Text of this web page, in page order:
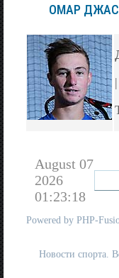
ОМАР
August 07
2026
01:23:18
Powered by PHP-
Новости спорта.